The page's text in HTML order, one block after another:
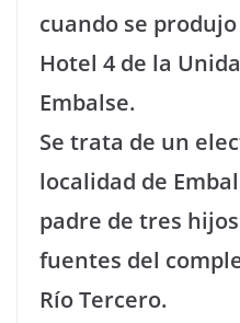
cuando se
Hotel 4 de la
Embalse.
Se trata de un
localidad de
padre de tres
fuentes del
Río Tercero.